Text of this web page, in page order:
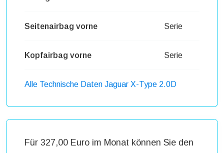
Seitenairbag vorne Serie
Kopfairbag vorne Serie
Alle Technische Daten Jaguar X-Type 2.0D
Für 327,00 Euro im Monat können Sie den